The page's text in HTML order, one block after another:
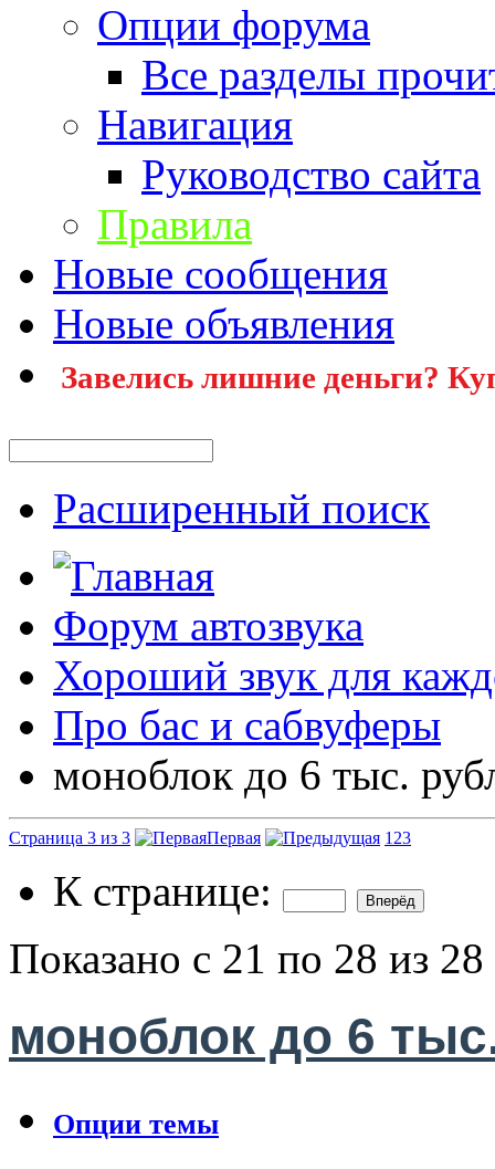
Опции форума
Все разделы
Навигация
Руководство сайта
Правила
Новые сообщения
Новые объявления
Завелись лишние деньги?
Расширенный поиск
Форум автозвука
Хороший звук для
Про бас и сабвуферы
моноблок до 6 тыс.
Страница 3 из 3 Первая 1 23
К странице:
Показано с 21 по 28 из 28
моноблок до 6
Опции темы